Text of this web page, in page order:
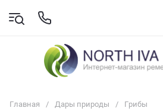
Главная / Дары природы / Грибы